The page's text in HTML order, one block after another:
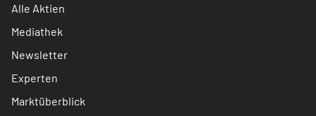
Alle Aktien
Mediathek
Newsletter
Experten
Marktüberblick